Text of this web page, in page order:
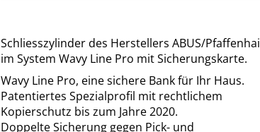
Schliesszylinder des Herstellers ABUS/
im System Wavy Line Pro mit Sicherungskarte.
Wavy Line Pro, eine sichere Bank für Ihr Haus.
Patentiertes Spezialprofil mit rechtlichem
Kopierschutz bis zum Jahre 2020.
Doppelte Sicherung gegen Pick- und